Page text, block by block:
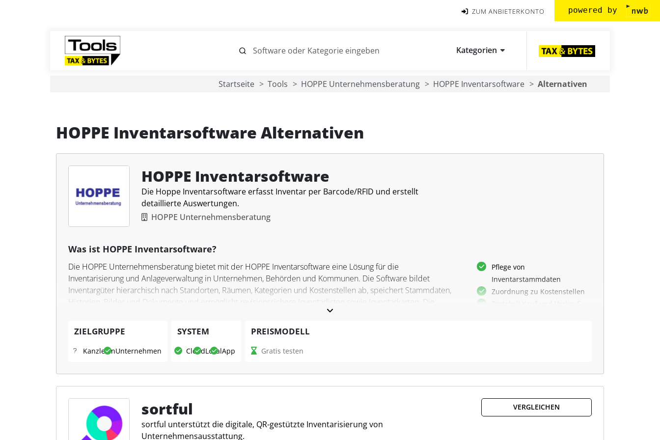
ZUM ANBIETERKONTO powered by
Kategorien
Startseite Tools HOPPE Unternehmensberatung HOPPE Inventarsoftware Alternativen
HOPPE Inventarsoftware Alternativen
HOPPE Inventarsoftware
Die Hoppe Inventarsoftware erfasst Inventar per Barcode/RFID und erstellt
detaillierte Auswertungen.
HOPPE Unternehmensberatung
Was ist HOPPE Inventarsoftware?
Die HOPPE Unternehmensberatung bietet mit der HOPPE Inventarsoftware eine Lösung für die
Inventarisierung und Anlageverwaltung in Unternehmen, Behörden und Kommunen. Die Software bildet
Inventargüter hierarchisch nach Standorten, Räumen, Kategorien und Kostenstellen ab, speichert Stammdaten,
Historien, Bilder und Dokumente und ermöglicht revisionssichere Inventarlisten sowie Inventarkarten. Die
mobile Erfassung per App oder Barcodescanner (Barcode/QR/RFID) ergänzt die stationäre Arbeit am PC. Die
Bestandsverzeichnisse.
Was kann HOPPE Inventarsoftware?
Garantie- und Prüftermine und erstellt Berichte, Diagramme und Exporte (z. B. Excel/CSV). Dashboards, Filter
und eine Windows-Explorer-ähnliche Struktur erleichtern Suche und Auswertung. Schnittstellen, Import/Export
und ein Berechtigungs-/Rollenkonzept unterstützen die Teamarbeit im Netzwerk. Für Steuerfachleute schafft
die Lösung Transparenz für Betriebsprüfungen und Bestandsnachweise.
Pflege von
Inventarstammdaten
Zuordnung zu Kostenstellen
Soll-Ist-Abgleich Inventar
Geodaten je Inventar
speichern
Netzwerknutzung und
ZIELGRUPPE
KanzleienUnternehmen
SYSTEM
CloudLokalApp
PREISMODELL
Gratis testen
sortful
sortful unterstützt die digitale, QR-gestützte Inventarisierung von
Unternehmensausstattung.
VERGLEICHEN